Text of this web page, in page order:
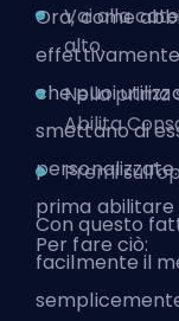
Ora, come
effettivamente
che puoi
smettano di
prima abilitare
Per fare ciò:
Vai alla
alto.
Nella prima
Abilita
Premi
Con questo
facilmente il